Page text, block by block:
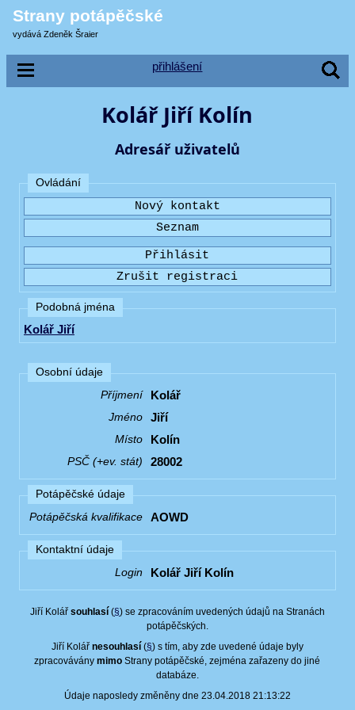
Strany potápěčské
vydává Zdeněk Šraier
přihlášení
Kolář Jiří Kolín
Adresář uživatelů
Ovládání
Podobná jména
Kolář Jiří
Osobní údaje
Příjmení
Kolář
Jméno Jiří
Místo Kolín
PSČ (+ev. stát) 28002
Potápěčské údaje
Potápěčská kvalifikace
AOWD
Kontaktní údaje
Login
Kolář Jiří Kolín
Jiří Kolář souhlasí(§) se zpracováním uvedených údajů na Stranách
potápěčských.
Jiří Kolář nesouhlasí(§) s tím, aby zde uvedené údaje byly
zpracováványmimo Strany potápěčské, zejména zařazeny do jiné
databáze.
Údaje naposledy změněny dne 23.04.2018 21:13:22